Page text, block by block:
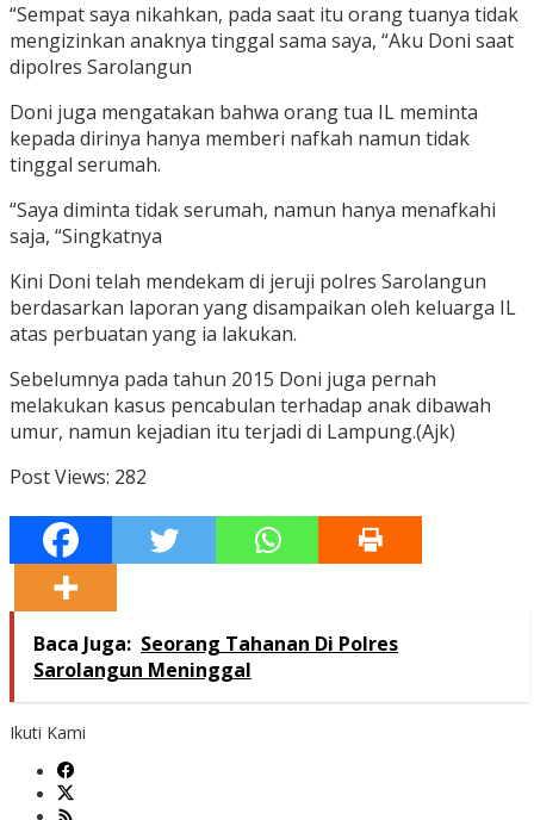
“Sempat saya nikahkan, pada saat itu orang tuanya tidak
mengizinkan anaknya tinggal sama saya, “Aku Doni saat
dipolres Sarolangun
Doni juga mengatakan bahwa orang tua IL meminta
kepada dirinya hanya memberi nafkah namun tidak
tinggal serumah.
“Saya diminta tidak serumah, namun hanya menafkahi
saja, “Singkatnya
Kini Doni telah mendekam di jeruji polres Sarolangun
berdasarkan laporan yang disampaikan oleh keluarga IL
atas perbuatan yang ia lakukan.
Sebelumnya pada tahun 2015 Doni juga pernah
melakukan kasus pencabulan terhadap anak dibawah
umur, namun kejadian itu terjadi di Lampung.(Ajk)
Post Views: 282
Baca Juga: Seorang Tahanan Di Polres
Sarolangun Meninggal
Ikuti Kami